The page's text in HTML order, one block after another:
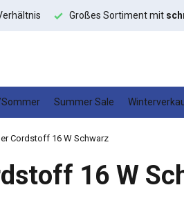
Großes Sortiment mit
Sommer Summer Sale
Cordstoff 16 W Schwarz
16 W